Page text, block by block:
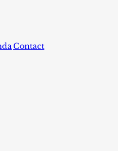
Contact